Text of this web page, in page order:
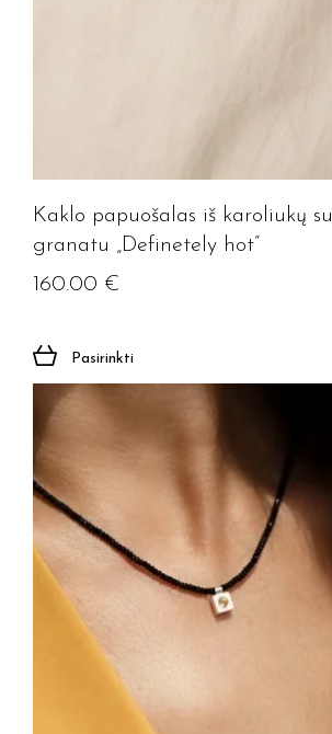
Kaklo papuošalas iš karoliukų su
granatu „Definetely hot”
160.00 €
Pasirinkti